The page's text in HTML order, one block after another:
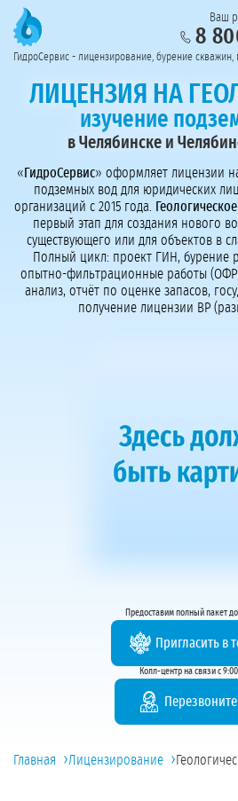
Предоставим полный пакет документов
Пригласить в тендер
Колл-
Ваш
8
ЛИЦЕНЗИЯ НА
изучение
в Челябинске и
«ГидроСервис» оформляет лицензии
подземных вод для юридических
организаций с 2015 года.
первый этап для создания нового
существующего или для объектов в
Полный цикл: проект ГИН, бурение
опытно-фильтрационные работы
анализ, отчёт по оценке запасов,
получение лицензии ВР
Предоставим полный пакет
Пригласить в
Колл-центр на связи с
Главная ›Лицензирование ›